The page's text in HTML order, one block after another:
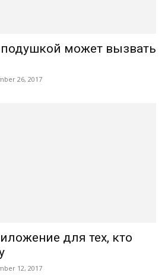
может вызвать
26, 2017
для тех, кто
12, 2017